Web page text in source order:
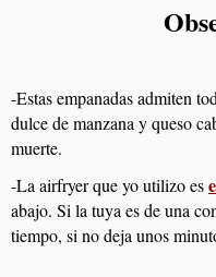
-Estas empanadas admiten
dulce de manzana y queso
muerte.
-La airfryer que yo utilizo es
abajo. Si la tuya es de una
tiempo, si no deja unos